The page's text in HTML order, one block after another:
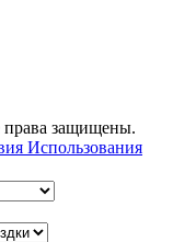
защищены.
Использования